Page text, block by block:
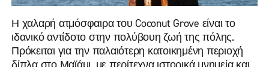
Η χαλαρή ατμόσφαιρα του Coconut Grove είναι το
ιδανικό αντίδοτο στην πολύβουη ζωή της πόλης.
Πρόκειται για την παλαιότερη κατοικημένη περιοχή